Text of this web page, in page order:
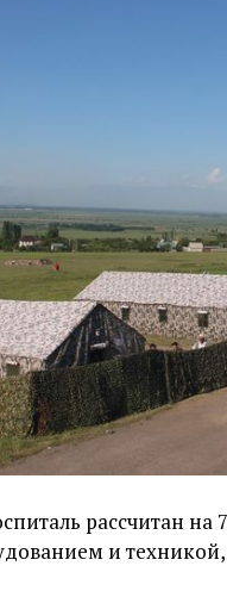
рассчитан
и техникой,